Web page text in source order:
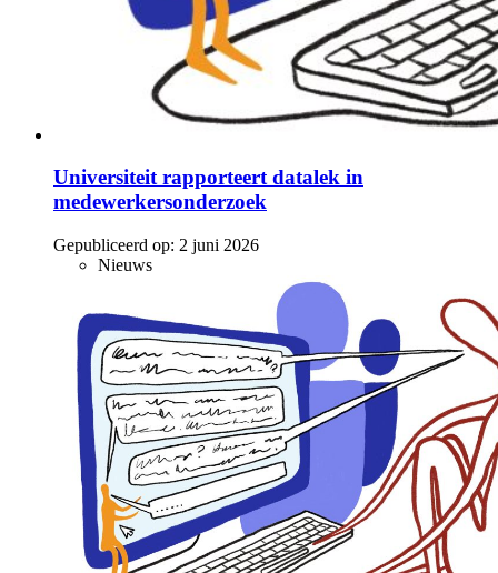
Universiteit rapporteert datalek in
medewerkersonderzoek
Gepubliceerd op: 2 juni 2026
Nieuws